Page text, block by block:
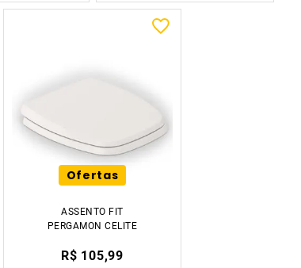
Ofertas
ASSENTO FIT
PERGAMON CELITE
R$ 105,99